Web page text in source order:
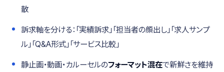
散
訴求軸を分ける：「実績訴求」「担当者の顔出し」「求人サンプ
ル」「Q&A形式」「サービス比較」
静止画・動画・カルーセルのフォーマット混在で新鮮さを維持